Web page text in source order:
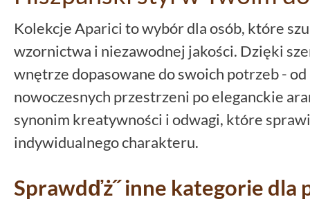
Kolekcje Aparici to wybór dla osób, które
wzornictwa i niezawodnej jakości. Dzięki
wnętrze dopasowane do swoich potrzeb -
nowoczesnych przestrzeni po eleganckie
synonim kreatywności i odwagi, które
indywidualnego charakteru.
Sprawdďż˝ inne kategorie dla